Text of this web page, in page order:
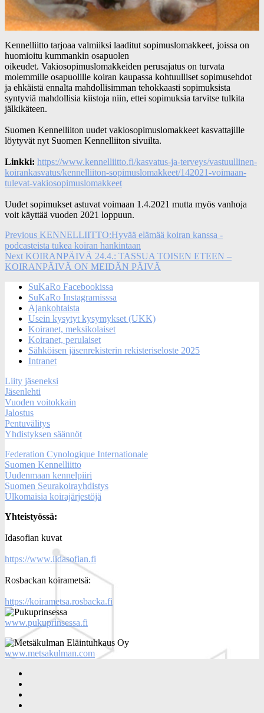
Kennelliitto tarjoaa valmiiksi laaditut sopimuslomakkeet, joissa on
huomioitu kummankin osapuolen
oikeudet. Vakiosopimuslomakkeiden perusajatus on turvata
molemmille osapuolille koiran kaupassa kohtuulliset sopimusehdot
ja ehkäistä ennalta mahdollisimman tehokkaasti sopimuksista
syntyviä mahdollisia kiistoja niin, ettei sopimuksia tarvitse tulkita
jälkikäteen.
Suomen Kennelliiton uudet vakiosopimuslomakkeet kasvattajille
löytyvät nyt Suomen Kennelliiton sivuilta.
Linkki: https://www.kennelliitto.fi/kasvatus-ja-terveys/vastuullinen-
koirankasvatus/kennelliiton-sopimuslomakkeet/142021-voimaan-
tulevat-vakiosopimuslomakkeet
Uudet sopimukset astuvat voimaan 1.4.2021 mutta myös vanhoja
voit käyttää vuoden 2021 loppuun.
Artikkelien
selaus
Previous Previous
post:
KENNELLIITTO:Hyvää elämää koiran kanssa -
podcasteista tukea koiran hankintaan
Next Next
post:
KOIRANPÄIVÄ 24.4.: TASSUA TOISEN ETEEN –
KOIRANPÄIVÄ ON MEIDÄN PÄIVÄ
SuKaRo Facebookissa
SuKaRo Instagramisssa
Ajankohtaista
Usein kysytyt kysymykset (UKK)
Koiranet, meksikolaiset
Koiranet, perulaiset
Sähköisen jäsenrekisterin rekisteriseloste 2025
Intranet
Liity jäseneksi
Jäsenlehti
Vuoden voitokkain
Jalostus
Pentuvälitys
Yhdistyksen säännöt
Federation Cynologique Internationale
Suomen Kennelliitto
Uudenmaan kennelpiiri
Suomen Seurakoirayhdistys
Ulkomaisia koirajärjestöjä
Yhteistyössä:
Idasofian kuvat
https://www.iidasofian.fi
Rosbackan koirametsä:
https://koirametsa.rosbacka.fi
www.pukuprinsessa.fi
www.metsakulman.com